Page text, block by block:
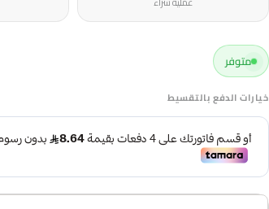
متوفر
خيارات الدفع بالتقسيط